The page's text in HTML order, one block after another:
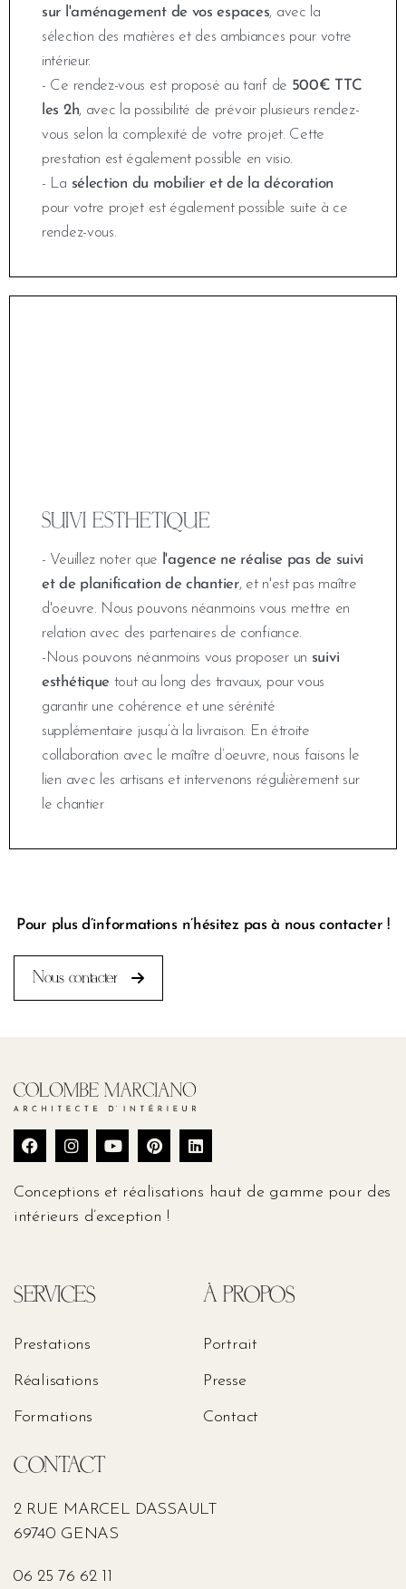
sur l'aménagement de vos espaces, avec la
sélection des matières et des ambiances pour votre
intérieur.
- Ce rendez-vous est proposé au tarif de 500€ TTC
les 2h, avec la possibilité de prévoir plusieurs rendez-
vous selon la complexité de votre projet. Cette
prestation est également possible en visio.
- La sélection du mobilier et de la décoration
pour votre projet est également possible suite à ce
rendez-vous.
SUIVI ESTHETIQUE
- Veuillez noter que l'agence ne réalise pas de suivi
et de planification de chantier, et n'est pas maître
d'oeuvre. Nous pouvons néanmoins vous mettre en
relation avec des partenaires de confiance.
-Nous pouvons néanmoins vous proposer un suivi
esthétique tout au long des travaux, pour vous
garantir une cohérence et une sérénité
supplémentaire jusqu’à la livraison. En étroite
collaboration avec le maître d’oeuvre, nous faisons le
lien avec les artisans et intervenons régulièrement sur
le chantier
Pour plus d’informations n’hésitez pas à nous contacter !
Nous contacter
Conceptions et réalisations haut de gamme pour des
intérieurs d’exception !
SERVICES
Prestations
Réalisations
Formations
À PROPOS
Portrait
Presse
Contact
CONTACT
2 RUE MARCEL DASSAULT
69740 GENAS
06 25 76 62 11